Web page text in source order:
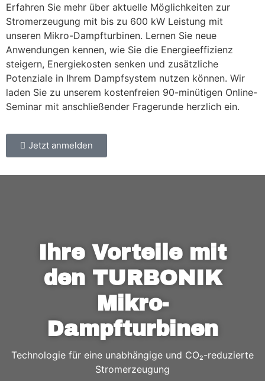
Erfahren Sie mehr über aktuelle Möglichkeiten zur
Stromerzeugung mit bis zu 600 kW Leistung mit
unseren Mikro-Dampfturbinen. Lernen Sie neue
Anwendungen kennen, wie Sie die Energieeffizienz
steigern, Energiekosten senken und zusätzliche
Potenziale in Ihrem Dampfsystem nutzen können. Wir
laden Sie zu unserem kostenfreien 90-minütigen Online-
Seminar mit anschließender Fragerunde herzlich ein.
Jetzt anmelden
Ihre Vorteile mit
den TURBONIK
Mikro-
Dampfturbinen
Technologie für eine unabhängige und CO₂-reduzierte
Stromerzeugung